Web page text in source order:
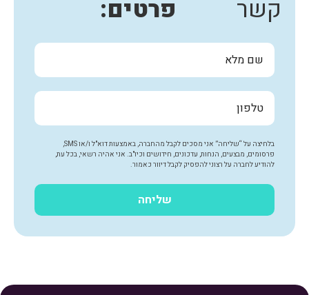
קשר פרטים:
בלחיצה על “שליחה” אני מסכים לקבל מהחברה, באמצעות דוא"ל ו/או SMS,
פרסומים, מבצעים, הנחות, עדכונים, חידושים וכיו"ב. אני אהיה רשאי, בכל עת,
להודיע לחברה על רצוני להפסיק לקבל דיוור כאמור.
שליחה